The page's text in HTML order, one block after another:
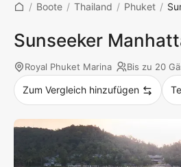
/ Boote / Thailand / Phuket /
Sunseeker
Royal Phuket Marina Bis zu 20
Zum Vergleich hinzufügen